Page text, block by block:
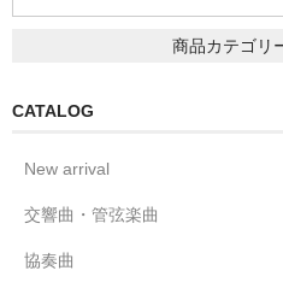
商品カテゴリ
CATALOG
New arrival
交響曲・管弦楽曲
協奏曲